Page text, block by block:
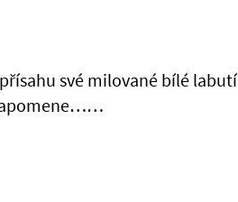
své milované bílé labutí